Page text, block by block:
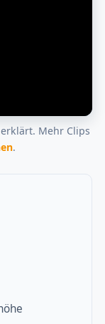
Mehr Clips
.